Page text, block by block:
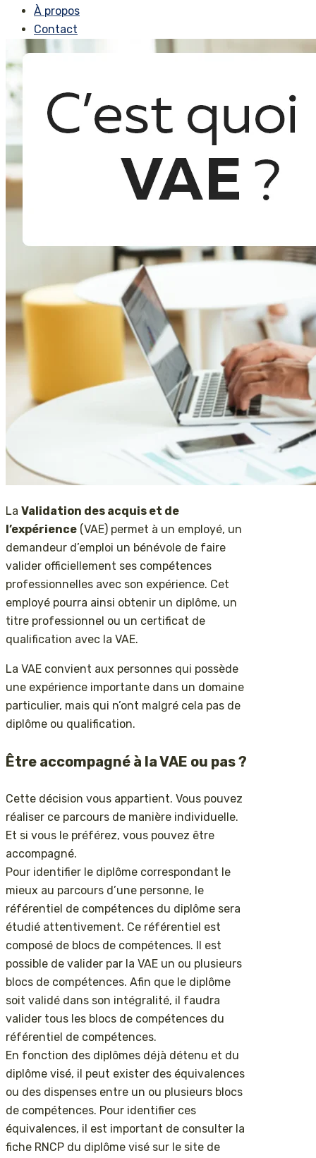
À propos
Contact
La Validation des acquis et de
l’expérience (VAE) permet à un employé, un
demandeur d’emploi un bénévole de faire
valider officiellement ses compétences
professionnelles avec son expérience. Cet
employé pourra ainsi obtenir un diplôme, un
titre professionnel ou un certificat de
qualification avec la VAE.
La VAE convient aux personnes qui possède
une expérience importante dans un domaine
particulier, mais qui n’ont malgré cela pas de
diplôme ou qualification.
Être accompagné à la VAE ou pas ?
Cette décision vous appartient. Vous pouvez
réaliser ce parcours de manière individuelle.
Et si vous le préférez, vous pouvez être
accompagné.
Pour identifier le diplôme correspondant le
mieux au parcours d’une personne, le
référentiel de compétences du diplôme sera
étudié attentivement. Ce référentiel est
composé de blocs de compétences. Il est
possible de valider par la VAE un ou plusieurs
blocs de compétences. Afin que le diplôme
soit validé dans son intégralité, il faudra
valider tous les blocs de compétences du
référentiel de compétences.
En fonction des diplômes déjà détenu et du
diplôme visé, il peut exister des équivalences
ou des dispenses entre un ou plusieurs blocs
de compétences. Pour identifier ces
équivalences, il est important de consulter la
fiche RNCP du diplôme visé sur le site de